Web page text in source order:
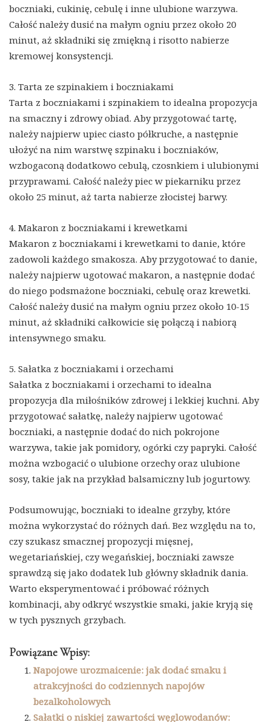
boczniaki, cukinię, cebulę i inne ulubione warzywa.
Całość należy dusić na małym ogniu przez około 20
minut, aż składniki się zmiękną i risotto nabierze
kremowej konsystencji.
3. Tarta ze szpinakiem i boczniakami
Tarta z boczniakami i szpinakiem to idealna propozycja
na smaczny i zdrowy obiad. Aby przygotować tartę,
należy najpierw upiec ciasto półkruche, a następnie
ułożyć na nim warstwę szpinaku i boczniaków,
wzbogaconą dodatkowo cebulą, czosnkiem i ulubionymi
przyprawami. Całość należy piec w piekarniku przez
około 25 minut, aż tarta nabierze złocistej barwy.
4. Makaron z boczniakami i krewetkami
Makaron z boczniakami i krewetkami to danie, które
zadowoli każdego smakosza. Aby przygotować to danie,
należy najpierw ugotować makaron, a następnie dodać
do niego podsmażone boczniaki, cebulę oraz krewetki.
Całość należy dusić na małym ogniu przez około 10-15
minut, aż składniki całkowicie się połączą i nabiorą
intensywnego smaku.
5. Sałatka z boczniakami i orzechami
Sałatka z boczniakami i orzechami to idealna
propozycja dla miłośników zdrowej i lekkiej kuchni. Aby
przygotować sałatkę, należy najpierw ugotować
boczniaki, a następnie dodać do nich pokrojone
warzywa, takie jak pomidory, ogórki czy papryki. Całość
można wzbogacić o ulubione orzechy oraz ulubione
sosy, takie jak na przykład balsamiczny lub jogurtowy.
Podsumowując, boczniaki to idealne grzyby, które
można wykorzystać do różnych dań. Bez względu na to,
czy szukasz smacznej propozycji mięsnej,
wegetariańskiej, czy wegańskiej, boczniaki zawsze
sprawdzą się jako dodatek lub główny składnik dania.
Warto eksperymentować i próbować różnych
kombinacji, aby odkryć wszystkie smaki, jakie kryją się
w tych pysznych grzybach.
Powiązane Wpisy:
Napojowe urozmaicenie: jak dodać smaku i
atrakcyjności do codziennych napojów
bezalkoholowych
Sałatki o niskiej zawartości węglowodanów: